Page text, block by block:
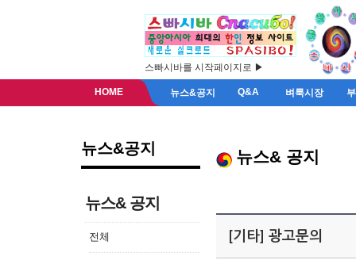
스빠시바를 시작페이지로 ▶
HOME 뉴스&공지 Q&A 벼룩시장
뉴스&공지
뉴스& 공지
전체
뉴스& 공지
[기타] 광고문의